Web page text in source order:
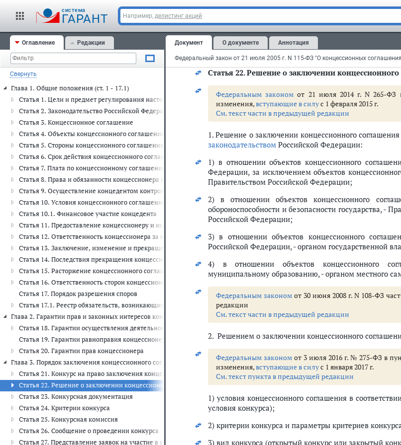
cистема
ГАРАНТ Например, делистинг акций
Оглавление Редакции
Свернуть
Глава 1. Общие положения (ст. 1 - 17.1)
Статья 1. Цели и предмет регулирования настоящего Федерального закона
Статья 2. Законодательство Российской Федерации о концессионных соглашениях
Статья 3. Концессионное соглашение
Статья 4. Объекты концессионного соглашения
Статья 5. Стороны концессионного соглашения
Статья 6. Срок действия концессионного соглашения
Статья 7. Плата по концессионному соглашению
Статья 8. Права и обязанности концессионера и концедента
Статья 9. Осуществление концедентом контроля за исполнением концессионного соглашения
Статья 10. Условия концессионного соглашения
Статья 10.1. Финансовое участие концедента
Статья 11. Предоставление концессионеру и использование им земельного участка, лесного участка, водного объекта,
Статья 12. Ответственность концессионера за качество объекта концессионного соглашения
Статья 13. Заключение, изменение и прекращение концессионного соглашения
Статья 14. Последствия прекращения концессионного соглашения
Статья 15. Расторжение концессионного соглашения на основании решения суда
Статья 16. Ответственность сторон концессионного соглашения
Статья 17. Порядок разрешения споров
Статья 17.1. Реестр обязательств, возникающих при исполнении концессионных соглашений
Глава 2. Гарантии прав и законных интересов концессионеров (ст. 18 - 20)
Статья 18. Гарантии осуществления деятельности, предусмотренной концессионным соглашением
Статья 19. Гарантии равноправия концессионеров
Статья 20. Гарантии прав концессионера
Глава 3. Порядок заключения концессионного соглашения (ст. 21 - 38)
Статья 21. Конкурс на право заключения концессионного соглашения
Статья 22. Решение о заключении концессионного соглашения
Статья 23. Конкурсная документация
Статья 24. Критерии конкурса
Статья 25. Конкурсная комиссия
Статья 26. Сообщение о проведении конкурса
Статья 27. Представление заявок на участие в конкурсе
Документ О документе Аннотация
концедент обязан предоставлять
прошедшему предварительный отбор, об объекте
части 1 статьи 23 настоящего Федерального закона,
См.комментариик статье 21 настоящего Федерального
Статья 22.Решение о заключении концессионного
Федеральным законом от 21 июля 2014 г. N 265-ФЗ
изменения,вступающие в силус 1 февраля 2015 г.
См. текст части в предыдущей редакции
1. Решение о заключении концессионного
законодательством Российской Федерации:
1) в отношении объектов концессионного
Федерации, за исключением объектов
Правительством Российской Федерации;
2) в отношении объектов концессионного
обороноспособности и безопасности государства, -
Российской Федерации;
3) в отношении объектов концессионного
Российской Федерации, - органом государственной
4) в отношении объектов концессионного
муниципальному образованию, - органом местного
Федеральным закономот 30 июня 2008 г. N 108-ФЗ
редакции
См. текст части в предыдущей редакции
2. Решением о заключении концессионного
Федеральным законом от 3 июля 2016 г. № 275-ФЗ в
изменения,вступающие в силус 1 января 2017 г.
См. текст пункта в предыдущей редакции
1) условия концессионного соглашения в
условия конкурса);
2) критерии конкурса и параметры критериев
3) вид конкурса (открытый конкурс или закрытый